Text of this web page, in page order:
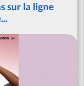
sur la ligne